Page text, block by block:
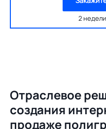
2
Отраслевое
создания
продаже